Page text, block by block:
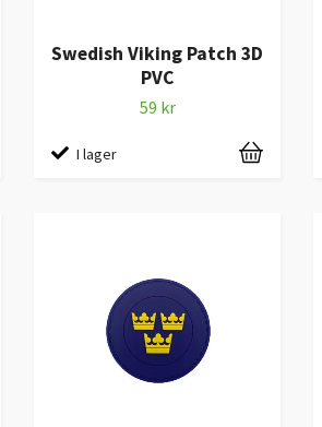
Swedish Viking Patch 3D
PVC
59 kr
I lager